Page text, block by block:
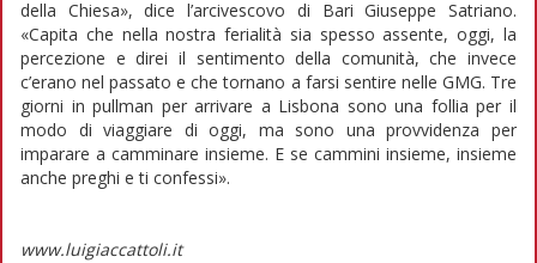
della Chiesa», dice l’arcivescovo di Bari Giuseppe Satriano.
«Capita che nella nostra ferialità sia spesso assente, oggi, la
percezione e direi il sentimento della comunità, che invece
c’erano nel passato e che tornano a farsi sentire nelle GMG. Tre
giorni in pullman per arrivare a Lisbona sono una follia per il
modo di viaggiare di oggi, ma sono una provvidenza per
imparare a camminare insieme. E se cammini insieme, insieme
anche preghi e ti confessi».
www.luigiaccattoli.it